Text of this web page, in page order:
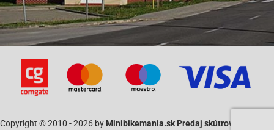
Hercules ATV-50 Supersonic RS XXL
Hercules ATV-50 V
Italjet Dragster-50 [Minarelli]
Italjet-Pista 50
Copyright © 2010 - 2026 by Minibikemania.sk Predaj skútrov SYM a